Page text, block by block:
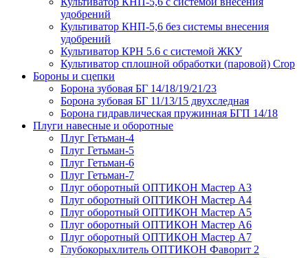
удобрений
Культиватор КНП-5,6 без системы внесения
удобрений
Культиватор КРН 5.6 с системой ЖКУ
Культиватор сплошной обработки (паровой) Crop
Бороны и сцепки
Борона зубовая БГ 14/18/19/21/23
Борона зубовая БГ 11/13/15 двухследная
Борона гидравлическая пружинная БГП 14/18
Плуги навесные и оборотные
Плуг Гетьман-4
Плуг Гетьман-5
Плуг Гетьман-6
Плуг Гетьман-7
Плуг оборотный ОПТИКОН Мастер А3
Плуг оборотный ОПТИКОН Мастер А4
Плуг оборотный ОПТИКОН Мастер А5
Плуг оборотный ОПТИКОН Мастер А6
Плуг оборотный ОПТИКОН Мастер А7
Глубокорыхлитель ОПТИКОН Фаворит 2